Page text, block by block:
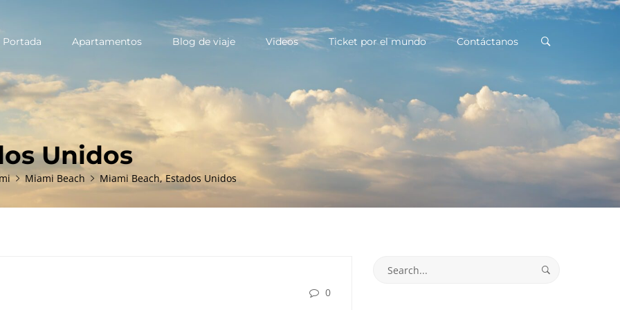
Portada Apartamentos Blog de viaje Videos Ticket por el mundo Contáctanos
Unidos
Miami Beach Miami Beach, Estados Unidos
0